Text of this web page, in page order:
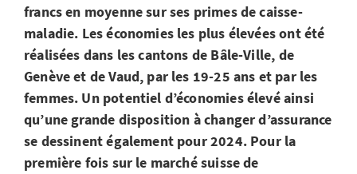
francs en moyenne sur ses primes de caisse-
maladie. Les économies les plus élevées ont été
réalisées dans les cantons de Bâle-Ville, de
Genève et de Vaud, par les 19-25 ans et par les
femmes. Un potentiel d’économies élevé ainsi
qu’une grande disposition à changer d’assurance
se dessinent également pour 2024. Pour la
première fois sur le marché suisse de